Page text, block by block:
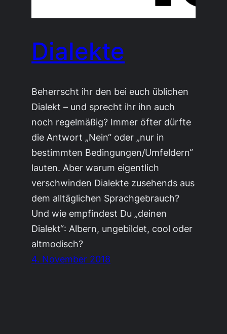
Dialekte
Beherrscht ihr den bei euch üblichen
Dialekt – und sprecht ihr ihn auch
noch regelmäßig? Immer öfter dürfte
die Antwort „Nein“ oder „nur in
bestimmten Bedingungen/Umfeldern“
lauten. Aber warum eigentlich
verschwinden Dialekte zusehends aus
dem alltäglichen Sprachgebrauch?
Und wie empfindest Du „deinen
Dialekt“: Albern, ungebildet, cool oder
altmodisch?
4. November 2018